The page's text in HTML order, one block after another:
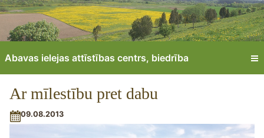
Abavas ielejas attīstības centrs, biedrība
Ar mīlestību pret dabu
09.08.2013